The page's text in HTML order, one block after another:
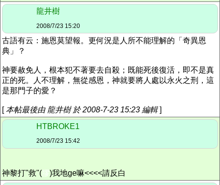
龍井樹
2008/7/23 15:20
古語有云：施恩莫望報。更何況是人所不能理解的「奇異恩
典」？
神要赦免人，根本犯不著要去自殺；既能死後復活，即不是真
正的死。人不理解，無從感恩，神就要將人處以永火之刑，這
是那門子的愛？
[本帖最後由 龍井樹 於 2008-7-23 15:23 編輯]
HTBROKE1
2008/7/23 15:42
神黎打"救"(膠)我地ge嘛<<<<請反白